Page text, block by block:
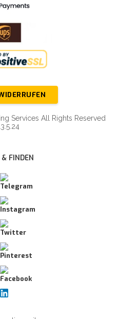
Services All Rights Reserved
FINDEN